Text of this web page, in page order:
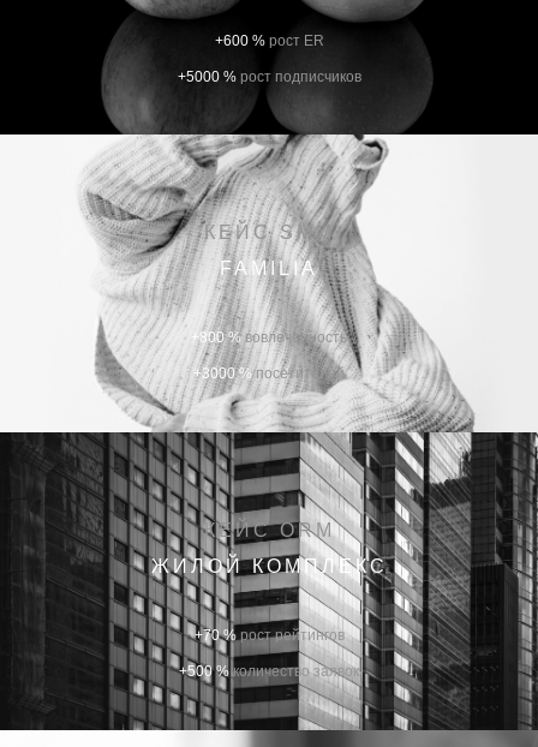
+600 % рост ER
+5000 % рост подписчиков
КЕЙС SMM
FAMILIA
+800 %вовлеченность
+3000 %посетителей
КЕЙС ORM
ЖИЛОЙ КОМПЛЕКС
+70 %рост рейтингов
+500 % количество заявок